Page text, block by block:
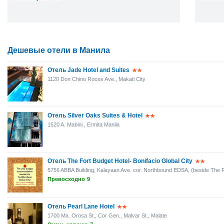
Дешевые отели в Манила
Отель Jade Hotel and Suites
1120 Don Chino Roces Ave., Makati City
Отель Silver Oaks Suites & Hotel
1520 A. Mabini , Ermita Manila
Отель The Fort Budget Hotel- Bonifacio Global City
5756 ABBA Building, Kalayaan Ave. cor. Northbound EDSA, (beside The
Превосходно 9
Отель Pearl Lane Hotel
1700 Ma. Orosa St., Cor Gen., Malvar St., Malate